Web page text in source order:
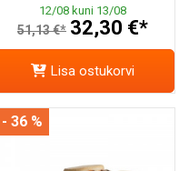
12/08 kuni 13/08
51,13 €* 32,30 €*
Lisa ostukorvi
- 36 %